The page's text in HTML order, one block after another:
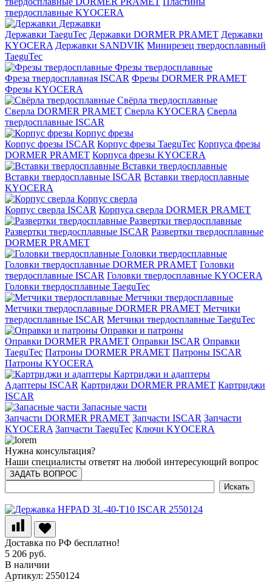
твердосплавные KYOCERA
Державки
Державки TaeguTec Державки DORMER PRAMET Державки
KYOCERA Державки SANDVIK Минирезец твердосплавный
TaeguTec
Фрезы твердосплавные
Фреза твердосплавная ISCAR Фрезы DORMER PRAMET
Фрезы KYOCERA
Свёрла твердосплавные
Сверла DORMER PRAMET Сверла KYOCERA Сверла
твердосплавные ISCAR
Корпус фрезы
Корпус фрезы ISCAR Корпус фрезы TaeguTec Корпуса фрезы
DORMER PRAMET Корпуса фрезы KYOCERA
Вставки твердосплавные
Вставки твердосплавные ISCAR Вставки твердосплавные
KYOCERA
Корпус сверла
Корпус сверла ISCAR Корпуса сверла DORMER PRAMET
Развертки твердосплавные
Развертки твердосплавные ISCAR Развертки твердосплавные
DORMER PRAMET
Головки твердосплавные
Головки твердосплавные DORMER PRAMET Головки
твердосплавные ISCAR Головки твердосплавные KYOCERA
Головки твердосплавные TaeguTec
Метчики твердосплавные
Метчики твердосплавные DORMER PRAMET Метчики
твердосплавные ISCAR Метчики твердосплавные TaeguTec
Оправки и патроны
Оправки DORMER PRAMET Оправки ISCAR Оправки
TaeguTec Патроны DORMER PRAMET Патроны ISCAR
Патроны KYOCERA
Картриджи и адаптеры
Адаптеры ISCAR Картриджи DORMER PRAMET Картриджи
ISCAR
Запасные части
Запчасти DORMER PRAMET Запчасти ISCAR Запчасти
KYOCERA Запчасти TaeguTec Ключи KYOCERA
Нужна консультация?
Наши специалисты ответят на любой интересующий вопрос
ЗАДАТЬ ВОПРОС
Доставка по РФ бесплатно!
5 206 руб.
В наличии
Артикул: 2550124